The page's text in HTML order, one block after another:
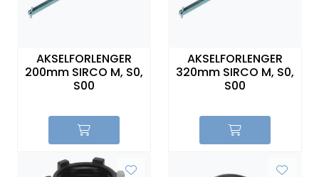
AKSELFORLENGER
200mm SIRCO M, S0,
S00
AKSELFORLENGER
320mm SIRCO M, S0,
S00